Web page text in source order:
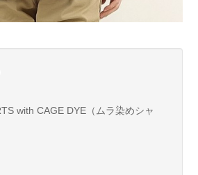
with CAGE DYE（ムラ染めシャ